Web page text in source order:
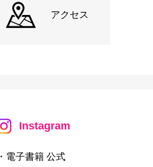
アクセス
Instagram
・電子書籍 公式